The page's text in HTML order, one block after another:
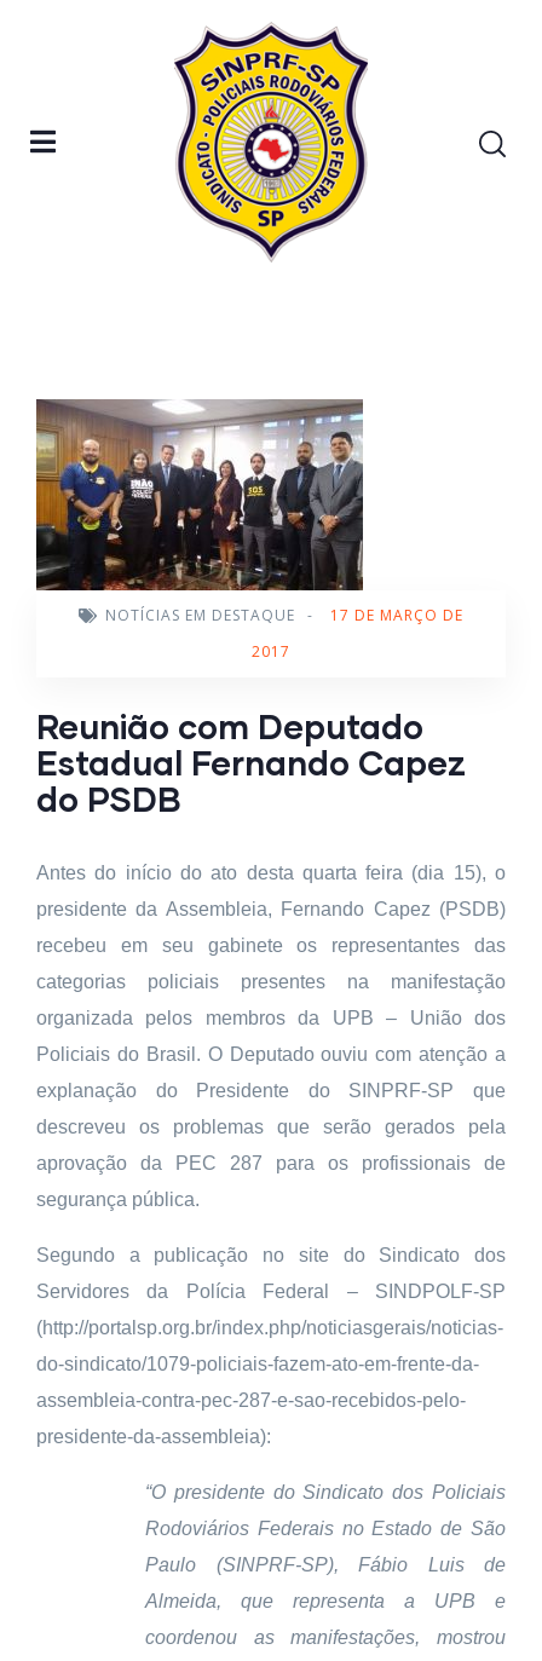
NOTÍCIAS EM DESTAQUE -
17 DE MARÇO DE
2017
Reunião com Deputado
Estadual Fernando Capez
do PSDB
Antes do início do ato desta quarta feira (dia 15), o
presidente da Assembleia, Fernando Capez (PSDB)
recebeu em seu gabinete os representantes das
categorias policiais presentes na manifestação
organizada pelos membros da UPB – União dos
Policiais do Brasil. O Deputado ouviu com atenção a
explanação do Presidente do SINPRF-SP que
descreveu os problemas que serão gerados pela
aprovação da PEC 287 para os profissionais de
segurança pública.
Segundo a publicação no site do Sindicato dos
Servidores da Polícia Federal – SINDPOLF-SP
(http://portalsp.org.br/index.php/noticiasgerais/noticias-
do-sindicato/1079-policiais-fazem-ato-em-frente-da-
assembleia-contra-pec-287-e-sao-recebidos-pelo-
presidente-da-assembleia):
“O presidente do Sindicato dos Policiais
Rodoviários Federais no Estado de São
Paulo (SINPRF-SP), Fábio Luis de
Almeida, que representa a UPB e
coordenou as manifestações, mostrou